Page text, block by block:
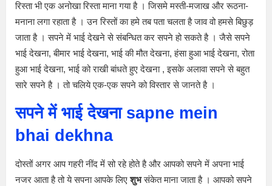
रिस्ता भी एक अनोखा रिस्ता माना गया है । जिसमे मस्ती-मजाख और रूठना-
मनाना लगा रहाता है । उन रिस्तों का हमे तब पता चलता है जाव वो हमसे बिछुड़
जाता है । सपने में भाई देखने से संबन्धित कर सपने हो सकते है । जैसे सपने
भाई देखना, बीमार भाई देखना, भाई की मौत देखना, हंसा हुआ भाई देखना, रोता
हुआ भाई देखना, भाई को राखी बांधते हुए देखना , इसके अलावा सपने से बहुत
सारे सपने है । तो चलिये एक-एक सपने को विस्तार से जानते है ।
सपने में भाई देखना sapne mein
bhai dekhna
दोस्तों अगर आप गहरी नींद में सो रहे होते है और आपको सपने में अपना भाई
नजर आता है तो ये सपना आपके लिएशुभसंकेत माना जाता है । आपको सपने